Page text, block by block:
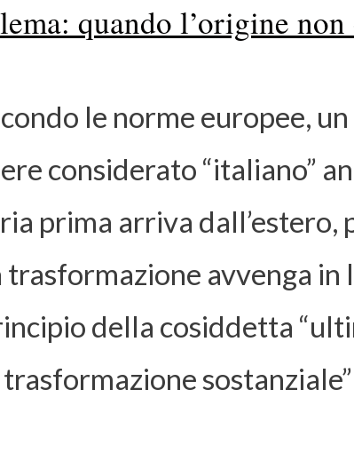
quando l’origine non
le norme europee,
considerato “italiano”
prima arriva dall’estero,
trasformazione avvenga in
della cosiddetta
trasformazione sostanziale”